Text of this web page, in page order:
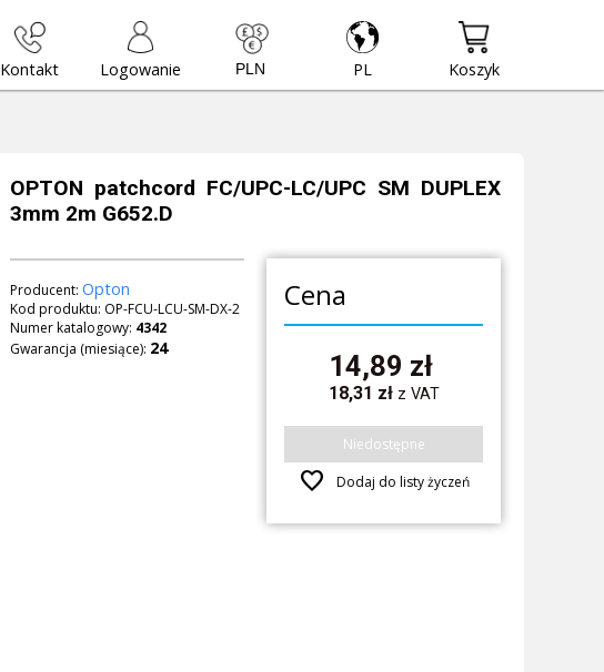
Kontakt Logowanie PL Koszyk
OPTON patchcord FC/UPC-LC/UPC SM DUPLEX
3mm 2m G652.D
Producent:Opton
Kod produktu: OP-FCU-LCU-SM-DX-2
Numer katalogowy: 4342
Gwarancja (miesiące):
Cena
14,89 zł
18,31 zł z VAT
Niedostępne
favorite Dodaj do listy życzeń